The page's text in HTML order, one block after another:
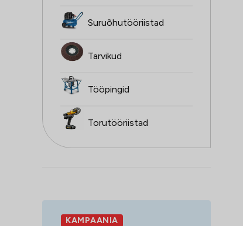
Suruõhutööriistad
Tarvikud
Tööpingid
Torutööriistad
KAMPAANIA